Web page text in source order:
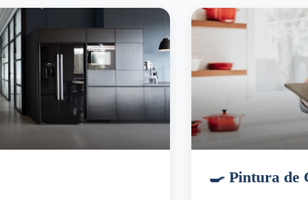
🍳 Pintura de